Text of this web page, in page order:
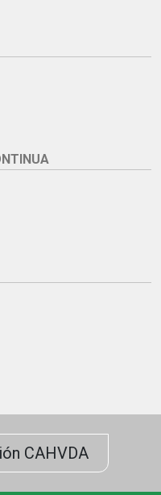
CAHVDA